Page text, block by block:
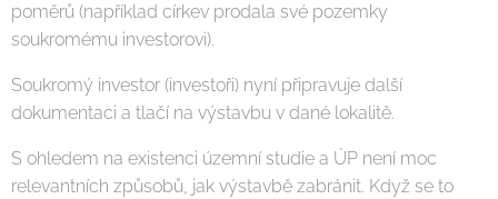
poměrů (například církev prodala své pozemky
soukromému investorovi).
Soukromý investor (investoři) nyní připravuje další
dokumentaci a tlačí na výstavbu v dané lokalitě.
S ohledem na existenci územní studie a ÚP není moc
relevantních způsobů, jak výstavbě zabránit. Když se to